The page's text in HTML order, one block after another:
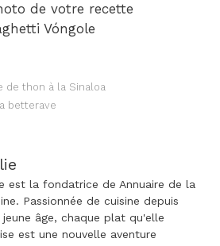
de votre recette
Vóngole
de thon à la Sinaloa
betterave
est la fondatrice de Annuaire de la
Passionnée de cuisine depuis
jeune âge, chaque plat qu'elle
est une nouvelle aventure